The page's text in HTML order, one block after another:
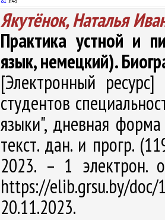
Якутёнок, Наталья
Практика устной и
язык, немецкий).
[Электронный
студентов
языки", дневная
текст. дан. и прогр.
2023. – 1 электрон.
https://elib.grsu.by/
20.11.2023.